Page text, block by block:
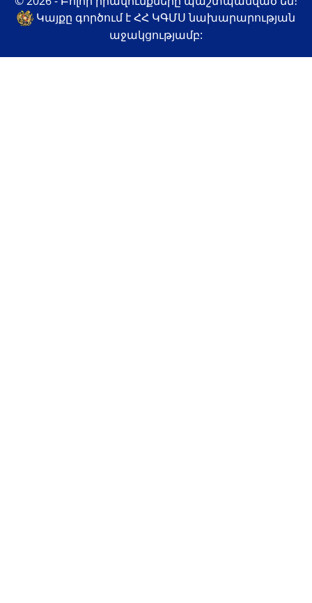
Կայքը գործում է ՀՀ ԿԳՄՍ նախարարության
աջակցությամբ: